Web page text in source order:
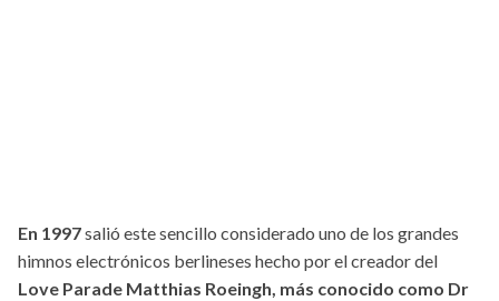
En 1997salió este sencillo considerado uno de los grandes
himnos electrónicos berlineses hecho por el creador del
Love Parade Matthias Roeingh, más conocido como Dr